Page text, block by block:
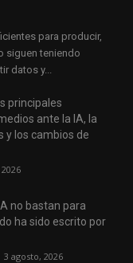
para producir,
siguen teniendo
datos y...
principales
ante la IA, la
y los cambios de
no bastan para
ha sido escrito por
3 agosto, 2026